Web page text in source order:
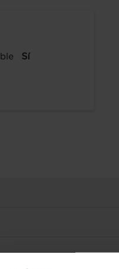
Sí
número última lista
con portón con 5
delanteros